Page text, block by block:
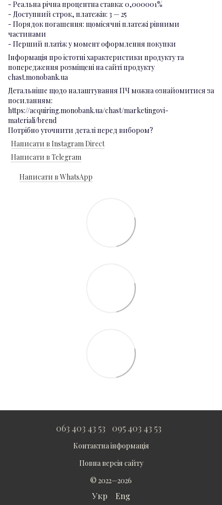
- Реальна річна процентна ставка: 0,000001%
- Доступний строк, платежів: 3 — 25
- Порядок погашення: щомісячні платежі рівними
частинами
- Перший платіж у момент оформлення покупки
Інформація про істотні характеристики продукту та
попередження розміщені на сайті продукту
chast.monobank.ua
Детальніше щодо налаштування ПЧ можна ознайомитися за
посиланням:
https://acquiring.monobank.ua/chast/marketingovi-
materiali/brend
Потрібно уточнити деталі перед вибором?
Написати в Instagram Direct
Написати в Telegram
Написати в WhatsApp
063 403 43 53 095 403 43 53
Контактна інформація
Повна версія сайту
© 2022—2026
Укр Eng